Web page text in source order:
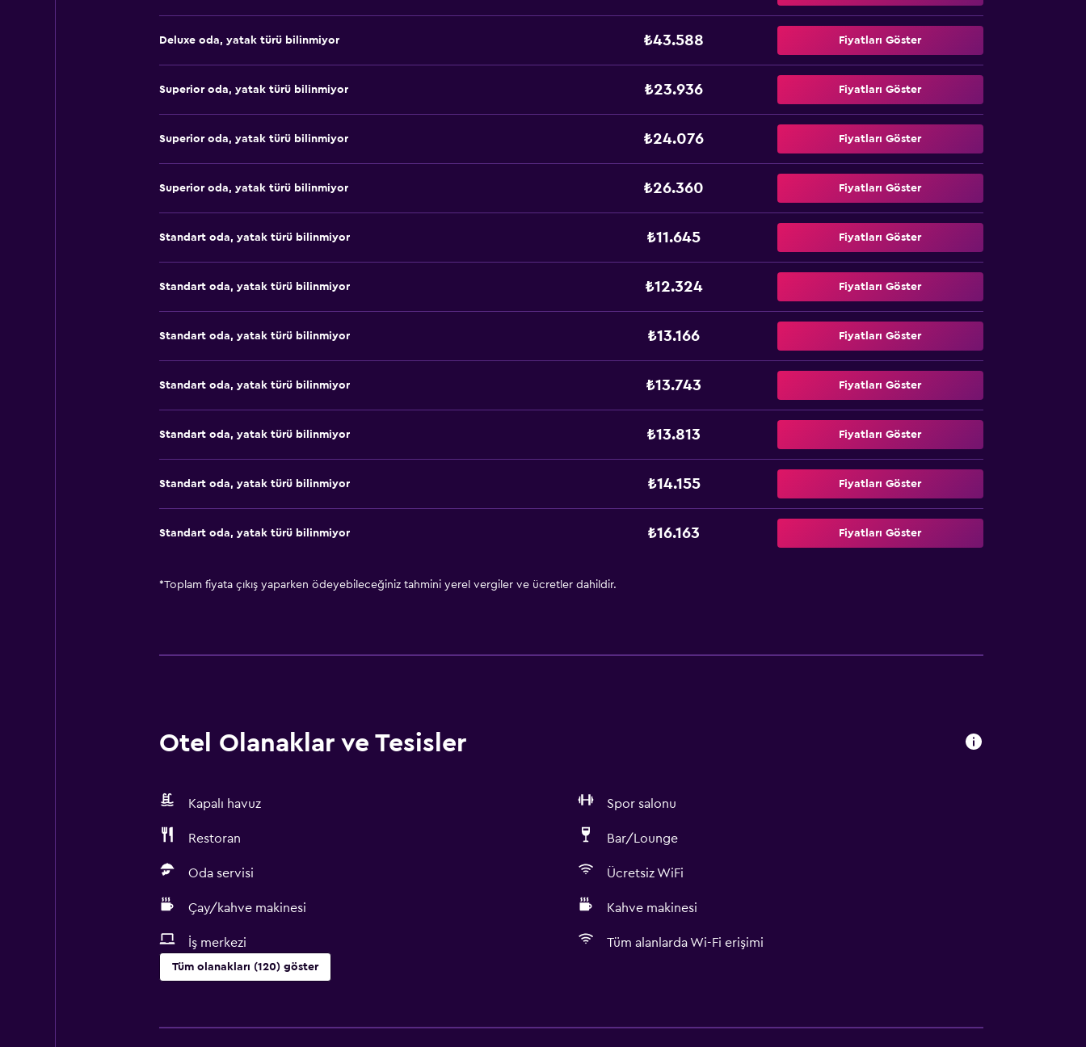
Deluxe oda, yatak türü bilinmiyor ₺43.588 Fiyatları Göster
Superior oda, yatak türü bilinmiyor ₺23.936 Fiyatları Göster
Superior oda, yatak türü bilinmiyor ₺24.076 Fiyatları Göster
Superior oda, yatak türü bilinmiyor ₺26.360 Fiyatları Göster
Standart oda, yatak türü bilinmiyor ₺11.645 Fiyatları Göster
Standart oda, yatak türü bilinmiyor ₺12.324 Fiyatları Göster
Standart oda, yatak türü bilinmiyor ₺13.166 Fiyatları Göster
Standart oda, yatak türü bilinmiyor ₺13.743 Fiyatları Göster
Standart oda, yatak türü bilinmiyor ₺13.813 Fiyatları Göster
Standart oda, yatak türü bilinmiyor ₺14.155 Fiyatları Göster
Standart oda, yatak türü bilinmiyor ₺16.163 Fiyatları Göster
*Toplam fiyata çıkış yaparken ödeyebileceğiniz tahmini yerel vergiler ve ücretler dahildir.
Otel Olanaklar ve Tesisler
Kapalı havuz Spor salonu
Restoran Bar/Lounge
Oda servisi Ücretsiz WiFi
Çay/kahve makinesi Kahve makinesi
İş merkezi Tüm alanlarda Wi-Fi erişimi
Tüm olanakları (120) göster
Hediyelik eşya mağazası
Şarap kadehleri